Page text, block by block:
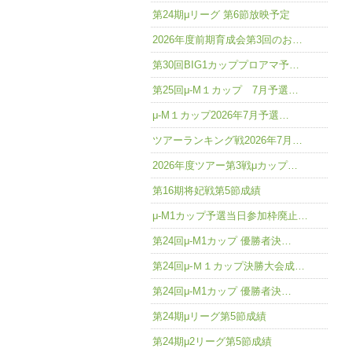
第24期μリーグ 第6節放映予定
2026年度前期育成会第3回のお…
第30回BIG1カッププロアマ予…
第25回μ-M１カップ 7月予選…
μ-M１カップ2026年7月予選…
ツアーランキング戦2026年7月…
2026年度ツアー第3戦μカップ…
第16期将妃戦第5節成績
μ-M1カップ予選当日参加枠廃止…
第24回μ-M1カップ 優勝者決…
第24回μ-Ｍ１カップ決勝大会成…
第24回μ-M1カップ 優勝者決…
第24期μリーグ第5節成績
第24期μ2リーグ第5節成績